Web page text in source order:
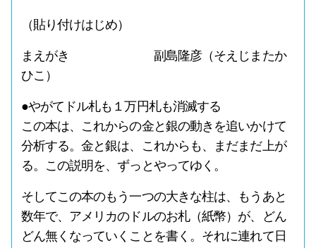
（貼り付けはじめ）
まえがき 副島隆彦（そえじまたか
ひこ）
●やがてドル札も１万円札も消滅する
この本は、これからの金と銀の動きを追いかけて
分析する。金と銀は、これからも、まだまだ上が
る。この説明を、ずっとやってゆく。
そしてこの本のもう一つの大きな柱は、もうあと
数年で、アメリカのドルのお札（紙幣）が、どん
どん無くなっていくことを書く。それに連れて日